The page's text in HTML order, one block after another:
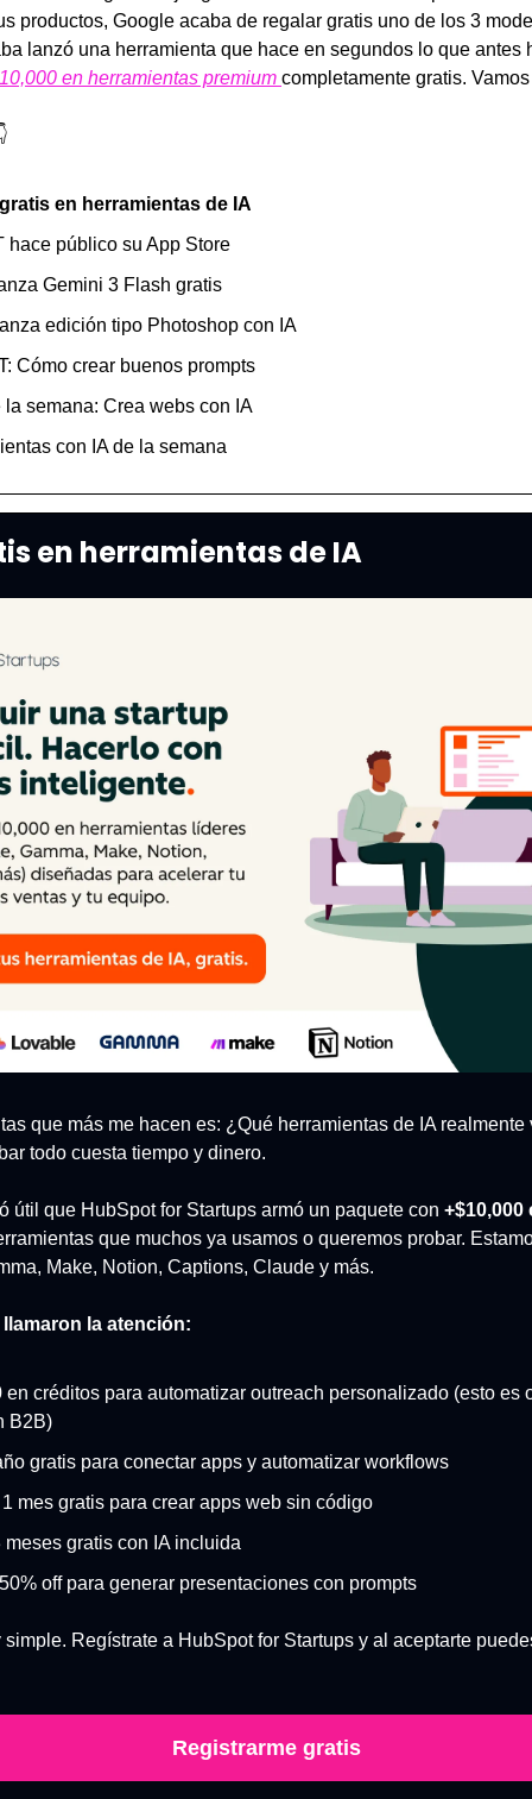
productos, Google acaba de regalar gratis uno de los 3
lanzó una herramienta que hace en segundos lo que antes
en herramientas premium completamente gratis.
en herramientas de IA
hace público su App Store
Gemini 3 Flash gratis
edición tipo Photoshop con IA
Cómo crear buenos prompts
semana: Crea webs con IA
con IA de la semana
en herramientas de IA
que más me hacen es: ¿Qué herramientas de IA
todo cuesta tiempo y dinero.
útil que HubSpot for Startups armó un paquete con
que muchos ya usamos o queremos probar.
Make, Notion, Captions, Claude y más.
la atención:
créditos para automatizar outreach personalizado (esto es
B2B)
gratis para conectar apps y automatizar workflows
mes gratis para crear apps web sin código
gratis con IA incluida
off para generar presentaciones con prompts
Regístrate a HubSpot for Startups y al aceptarte
Registrarme gratis